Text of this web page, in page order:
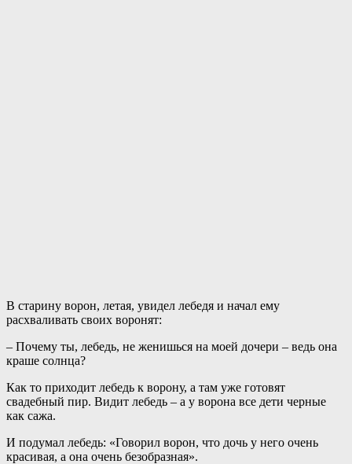
В старину ворон, летая, увидел лебедя и начал ему
расхваливать своих воронят:
– Почему ты, лебедь, не женишься на моей дочери – ведь она
краше солнца?
Как то приходит лебедь к ворону, а там уже готовят
свадебный пир. Видит лебедь – а у ворона все дети черные
как сажа.
И подумал лебедь: «Говорил ворон, что дочь у него очень
красивая, а она очень безобразная».